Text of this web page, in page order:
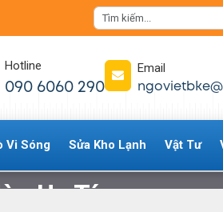
Hotline
090 6060 290
Email
Vi Sóng Sửa Kho Lạnh Vật Tư
Uy Tín